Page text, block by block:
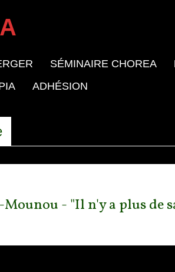
SÉMINAIRE CHOREA
ADHÉSION
- "Il n'y a plus de